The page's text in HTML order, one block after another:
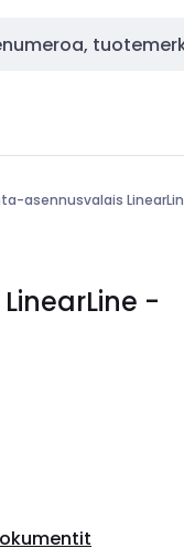
asennusvalais
-